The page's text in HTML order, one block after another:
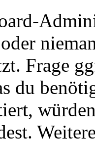
Frage
du